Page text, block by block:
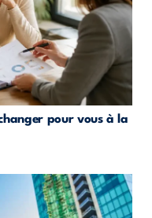
pour vous à la